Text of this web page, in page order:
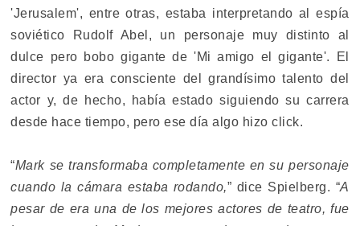
'Jerusalem', entre otras, estaba interpretando al espía
soviético Rudolf Abel, un personaje muy distinto al
dulce pero bobo gigante de 'Mi amigo el gigante'. El
director ya era consciente del grandísimo talento del
actor y, de hecho, había estado siguiendo su carrera
desde hace tiempo, pero ese día algo hizo click.
“Mark se transformaba completamente en su personaje
cuando la cámara estaba rodando,” dice Spielberg. “A
pesar de era una de los mejores actores de teatro, fue